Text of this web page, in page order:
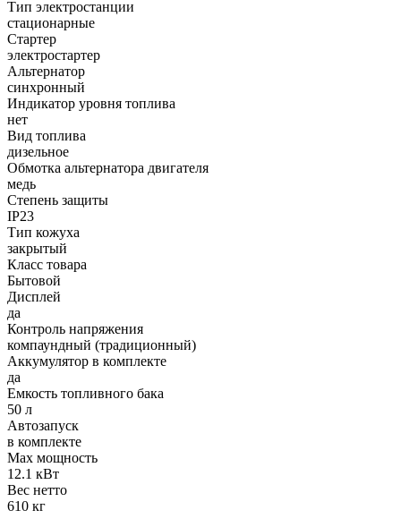
Тип электростанции
стационарные
Стартер
электростартер
Альтернатор
синхронный
Индикатор уровня топлива
нет
Вид топлива
дизельное
Обмотка альтернатора двигателя
медь
Степень защиты
IP23
Тип кожуха
закрытый
Класс товара
Бытовой
Дисплей
да
Контроль напряжения
компаундный (традиционный)
Аккумулятор в комплекте
да
Емкость топливного бака
50 л
Автозапуск
в комплекте
Max мощность
12.1 кВт
Вес нетто
610 кг